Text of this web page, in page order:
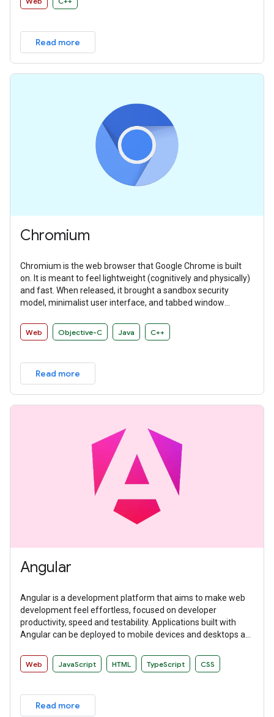
Read more
Chromium
Chromium is the web browser that Google Chrome is built
on. It is meant to feel lightweight (cognitively and physically)
and fast. When released, it brought a sandbox security
model, minimalist user interface, and tabbed window
Web Objective-C Java C++
Read more
Angular
Angular is a development platform that aims to make web
development feel effortless, focused on developer
productivity, speed and testability. Applications built with
Angular can be deployed to mobile devices and desktops as
Web JavaScript HTML TypeScript CSS
Read more